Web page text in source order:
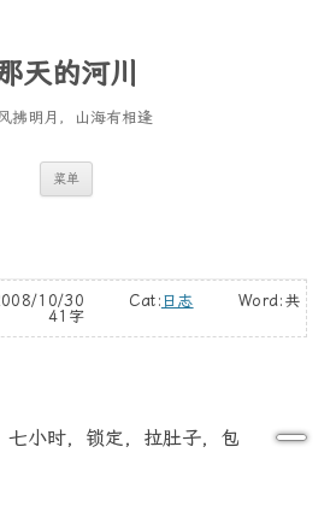
天的河川
拂明月，山海有相逢
菜单
10/30 Cat: 日志 Word: 共
41字
七小时，锁定，拉肚子，包